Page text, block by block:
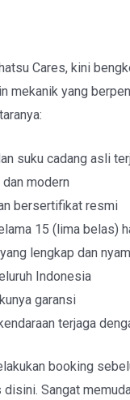
Cares, kini
mekanik yang
suku cadang asli
modern
bersertifikat resmi
15 (lima belas)
lengkap dan
Indonesia
garansi
terjaga
booking
Sangat